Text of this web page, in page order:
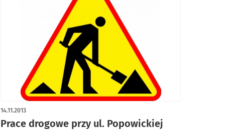
Prace drogowe przy ul. Popowickiej
14.11.2013